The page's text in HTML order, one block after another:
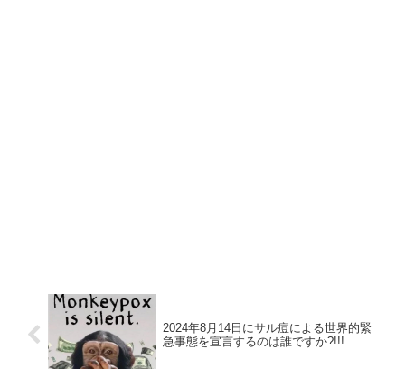
2024年8月14日にサル痘による世界的緊
急事態を宣言するのは誰ですか?!!!